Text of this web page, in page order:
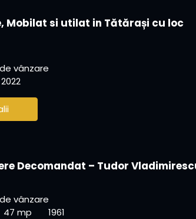
Mobilat si utilat in Tătărași cu loc
vânzare
2022
Decomandat – Tudor
vânzare
47 mp 1961